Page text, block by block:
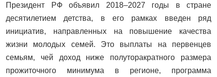
Президент РФ объявил 2018–2027 годы в стране
десятилетием детства, в его рамках введен ряд
инициатив, направленных на повышение качества
жизни молодых семей. Это выплаты на первенцев
семьям, чей доход ниже полуторакратного размера
прожиточного минимума в регионе, программа